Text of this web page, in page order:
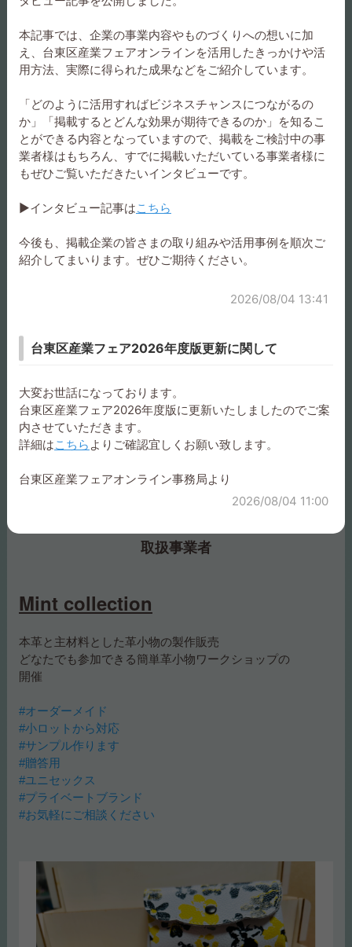
ワークショップ カードケ
ース・名刺入れ
ワークショップ ブックカ
バー・手帳カバー
ワークショップ 革いい(か
ワークショップ 3wayポー
ワークショップ がま口
ワークショップ 本革がま
口ポシェット
取扱事業者
Mint collection
本革と主材料とした革小物の製作販売
どなたでも参加できる簡単革小物ワークショップの
開催
#オーダーメイド
#小ロットから対応
#サンプル作ります
#贈答用
#ユニセックス
#プライベートブランド
#お気軽にご相談ください
本記事では、企業の事業内容やものづくりへの想いに加
え、台東区産業フェアオンラインを活用したきっかけや活
用方法、実際に得られた成果などをご紹介しています。
「どのように活用すればビジネスチャンスにつながるの
か」「掲載するとどんな効果が期待できるのか」を知るこ
とができる内容となっていますので、掲載をご検討中の事
業者様はもちろん、すでに掲載いただいている事業者様に
もぜひご覧いただきたいインタビューです。
▶インタビュー記事はこちら
今後も、掲載企業の皆さまの取り組みや活用事例を順次ご
紹介してまいります。ぜひご期待ください。
2026/08/04 13:41
台東区産業フェア2026年度版更新に関して
大変お世話になっております。
台東区産業フェア2026年度版に更新いたしましたのでご案
内させていただきます。
詳細はこちら よりご確認宜しくお願い致します。
台東区産業フェアオンライン事務局より
2026/08/04 11:00